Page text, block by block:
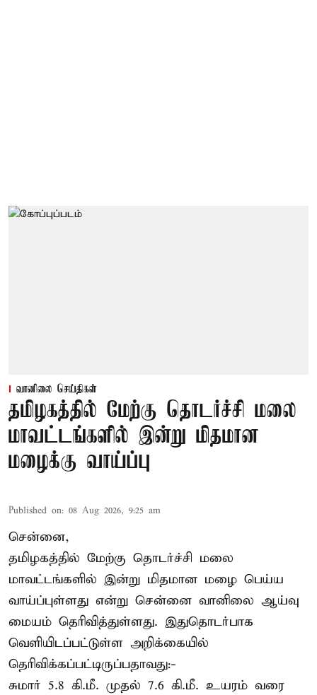
வானிலை செய்திகள்
தமிழகத்தில் மேற்கு தொடர்ச்சி மலை
மாவட்டங்களில் இன்று மிதமான
மழைக்கு வாய்ப்பு
Published on: 08 Aug 2026, 9:25 am
சென்னை,
தமிழகத்தில் மேற்கு தொடர்ச்சி மலை
மாவட்டங்களில் இன்று மிதமான மழை பெய்ய
வாய்ப்புள்ளது என்று சென்னை வானிலை ஆய்வு
மையம் தெரிவித்துள்ளது. இதுதொடர்பாக
வெளியிடப்பட்டுள்ள அறிக்கையில்
தெரிவிக்கப்பட்டிருப்பதாவது:-
சுமார் 5.8 கி.மீ. முதல் 7.6 கி.மீ. உயரம் வரை